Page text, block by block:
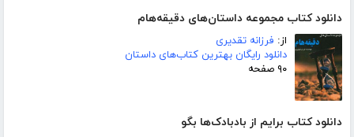
دانلود کتاب مجموعه داستان‌های دقیقه‌هام
از: فرزانه تقدیری
دانلود رایگان بهترین کتاب‌های داستان
۹۰ صفحه
دانلود کتاب برایم از بادبادک‌ها بگو